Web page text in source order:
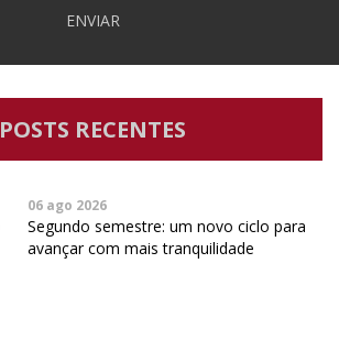
ENVIAR
POSTS RECENTES
06 ago 2026
Segundo semestre: um novo ciclo para
avançar com mais tranquilidade